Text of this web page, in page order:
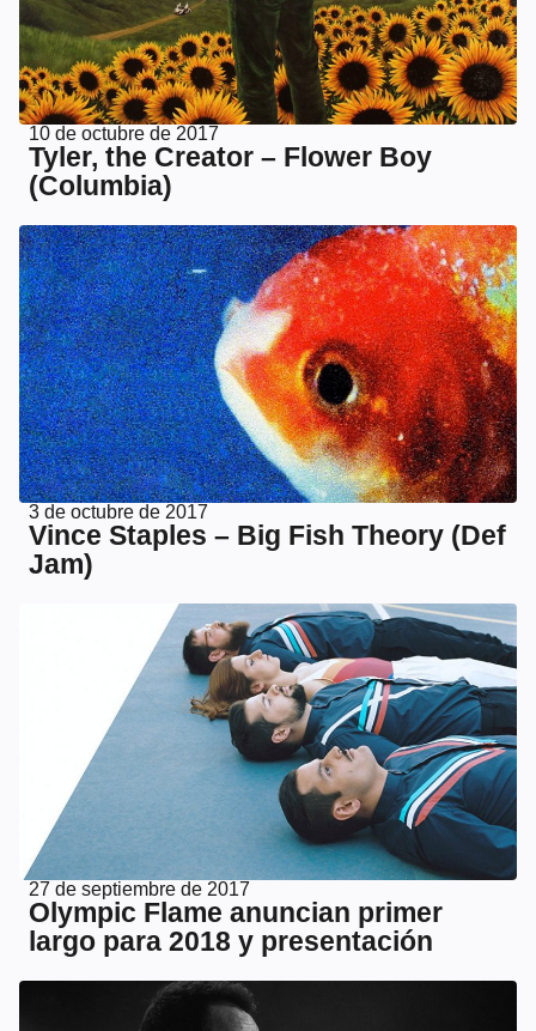
10 de octubre de 2017
Tyler, the Creator – Flower Boy
(Columbia)
3 de octubre de 2017
Vince Staples – Big Fish Theory (Def
Jam)
27 de septiembre de 2017
Olympic Flame anuncian primer
largo para 2018 y presentación